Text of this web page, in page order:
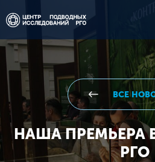
ВСЕ
НАША ПРЕМЬЕРА
РГО